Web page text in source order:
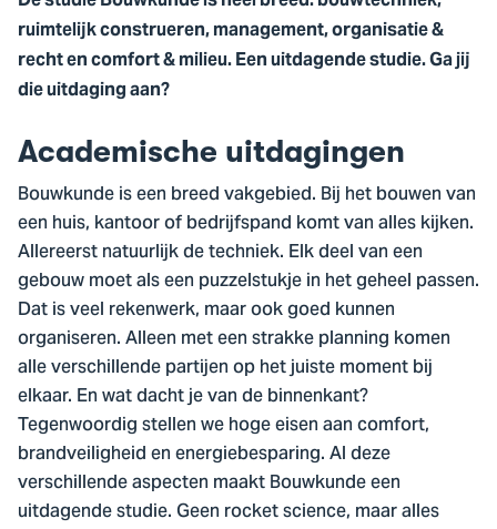
ruimtelijk construeren, management, organisatie &
recht en comfort & milieu. Een uitdagende studie. Ga jij
die uitdaging aan?
Academische uitdagingen
Bouwkunde is een breed vakgebied. Bij het bouwen van
een huis, kantoor of bedrijfspand komt van alles kijken.
Allereerst natuurlijk de techniek. Elk deel van een
gebouw moet als een puzzelstukje in het geheel passen.
Dat is veel rekenwerk, maar ook goed kunnen
organiseren. Alleen met een strakke planning komen
alle verschillende partijen op het juiste moment bij
elkaar. En wat dacht je van de binnenkant?
Tegenwoordig stellen we hoge eisen aan comfort,
brandveiligheid en energiebesparing. Al deze
verschillende aspecten maakt Bouwkunde een
uitdagende studie. Geen rocket science, maar alles